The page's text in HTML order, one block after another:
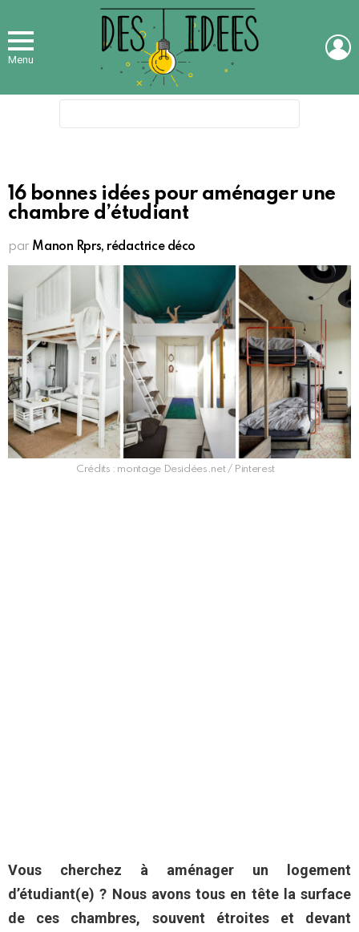
Menu
16 bonnes idées pour aménager une
chambre d’étudiant
par Manon Rprs, rédactrice déco
Crédits : montage Desidées.net / Pinterest
Vous cherchez à aménager un logement
d’étudiant(e) ? Nous avons tous en tête la surface
de ces chambres, souvent étroites et devant